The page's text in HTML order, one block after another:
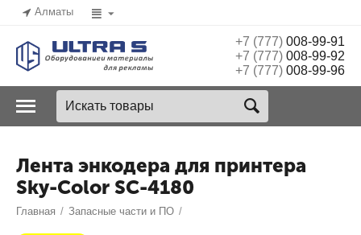
Алматы
+7 (777)008-99-91
+7 (777)008-99-92
+7 (777)008-99-96
Лента энкодера для принтера
Sky-Color SC-4180
Главная / Запасные части и ПО /
Ожидается